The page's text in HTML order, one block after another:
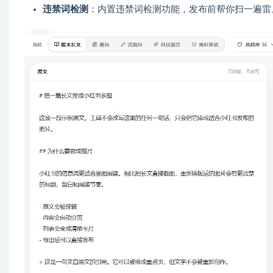
违禁词检测 ：内置违禁词检测功能，发布前帮你扫一遍雷